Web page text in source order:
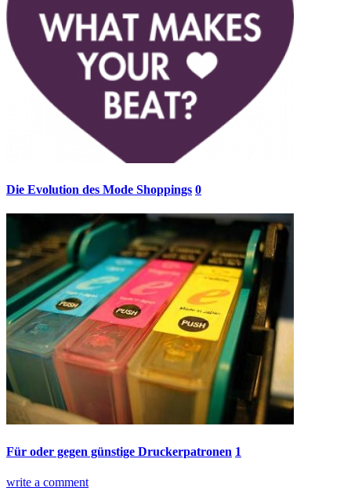
Die Evolution des Mode Shoppings 0
Für oder gegen günstige Druckerpatronen 1
write a comment